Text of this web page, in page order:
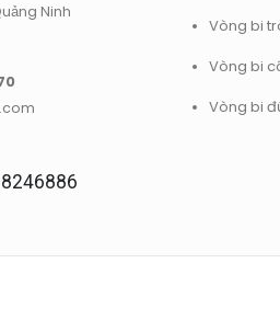
Ninh
Vòng bi
Vòng bi
Vòng bi